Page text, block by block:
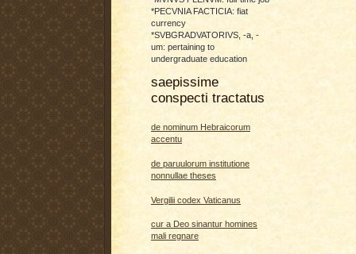
*PECVNIA FACTICIA: fiat
currency
*SVBGRADVATORIVS, -a, -
um: pertaining to
undergraduate education
saepissime
conspecti tractatus
de nominum Hebraicorum
accentu
de paruulorum institutione
nonnullae theses
Vergilii codex Vaticanus
cur a Deo sinantur homines
mali regnare